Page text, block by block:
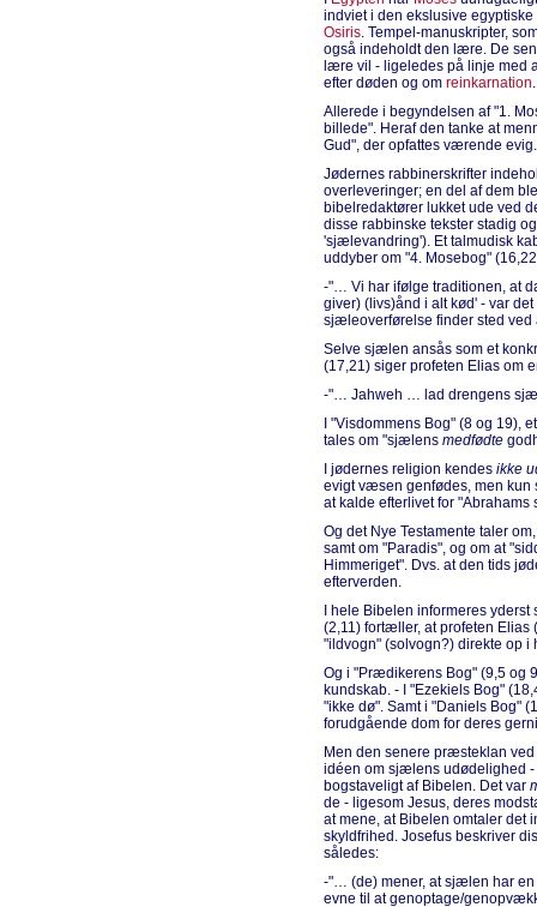
indviet i den ekslusive
Osiris. Tempel-manuskripter,
også indeholdt den lære. De
lære vil - ligeledes på linje med
efter døden og om reinkarnation.
Allerede i begyndelsen af "1.
billede". Heraf den tanke at
Gud", der opfattes værende evig.
Jødernes rabbinerskrifter
overleveringer; en del af dem
bibelredaktører lukket ude ved
disse rabbinske tekster stadig
'sjælevandring'). Et talmudisk
uddyber om "4. Mosebog"
-"… Vi har ifølge traditionen, at
giver) (livs)ånd i alt kød' - var
sjæleoverførelse finder sted
Selve sjælen ansås som et
(17,21) siger profeten Elias om
-"… Jahweh … lad drengens
I "Visdommens Bog" (8 og 19),
tales om "sjælens medfødte
I jødernes religion kendes ikke
evigt væsen genfødes, men kun
at kalde efterlivet for "Abrahams
Og det Nye Testamente taler
samt om "Paradis", og om at
Himmeriget". Dvs. at den tids
efterverden.
I hele Bibelen informeres
(2,11) fortæller, at profeten Elias
"ildvogn" (solvogn?) direkte op i
Og i "Prædikerens Bog" (9,5 og
kundskab. - I "Ezekiels Bog"
"ikke dø". Samt i "Daniels Bog"
forudgående dom for deres
Men den senere præsteklan
idéen om sjælens udødelighed
bogstaveligt af Bibelen. Det var
de - ligesom Jesus, deres
at mene, at Bibelen omtaler det
skyldfrihed. Josefus beskriver
således:
-"… (de) mener, at sjælen har en
evne til at genoptage/